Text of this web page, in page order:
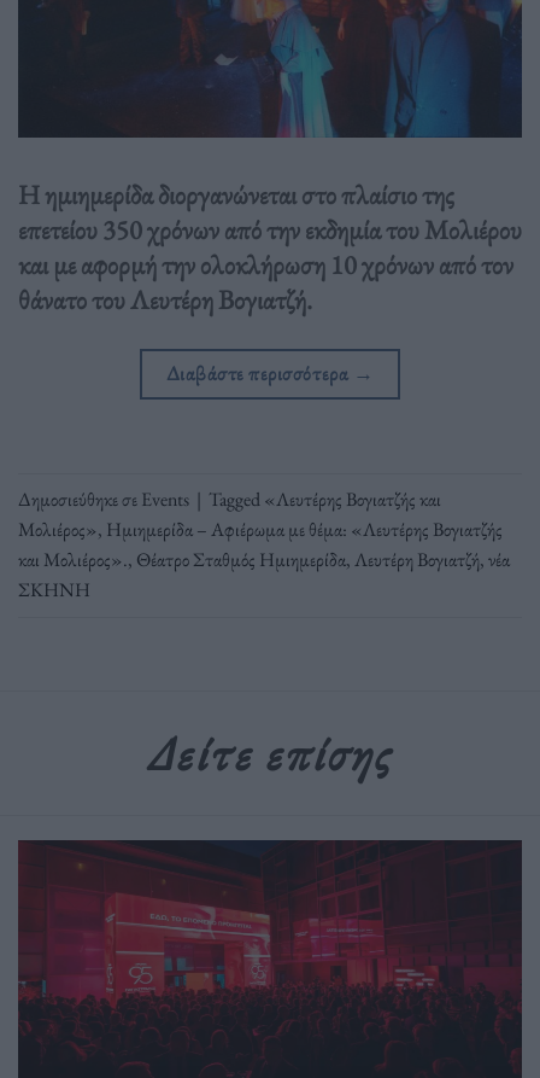
Η ημιημερίδα διοργανώνεται στο πλαίσιο της
επετείου 350 χρόνων από την εκδημία του Μολιέρου
και με αφορμή την ολοκλήρωση 10 χρόνων από τον
θάνατο του Λευτέρη Βογιατζή.
Διαβάστε περισσότερα →
Δημοσιεύθηκε σεEvents | Tagged«Λευτέρης Βογιατζής και
Μολιέρος», Ημιημερίδα – Αφιέρωμα με θέμα: «Λευτέρης Βογιατζής
και Μολιέρος»., Θέατρο Σταθμός Ημιημερίδα,Λευτέρη Βογιατζή,νέα
ΣΚΗΝΗ
Δείτε επίσης